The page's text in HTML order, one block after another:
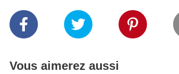
Vous aimerez aussi